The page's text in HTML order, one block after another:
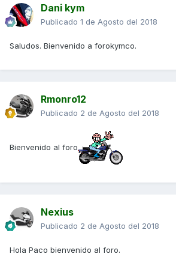
Dani kym
Publicado 1 de Agosto del 2018
Saludos. Bienvenido a forokymco.
Rmonro12
Publicado 2 de Agosto del 2018
Bienvenido al foro
Nexius
Publicado 2 de Agosto del 2018
Hola Paco bienvenido al foro.